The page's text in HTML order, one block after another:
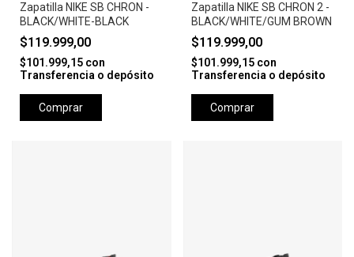
Zapatilla NIKE SB CHRON -
BLACK/WHITE-BLACK
$119.999,00
$101.999,15 con
Transferencia o depósito
Comprar
Zapatilla NIKE SB CHRON 2 -
BLACK/WHITE/GUM BROWN
$119.999,00
$101.999,15 con
Transferencia o depósito
Comprar